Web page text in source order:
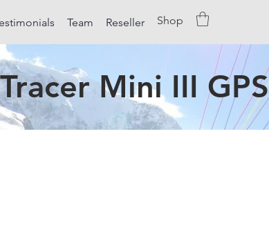
Team Reseller Shop
Mini III GPS